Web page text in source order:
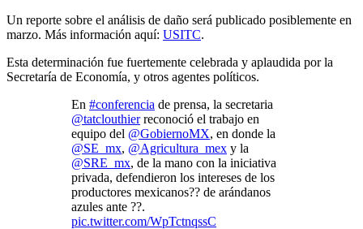
Un reporte sobre el análisis de daño será publicado posiblemente en
marzo. Más información aquí: USITC.
Esta determinación fue fuertemente celebrada y aplaudida por la
Secretaría de Economía, y otros agentes políticos.
En #conferencia de prensa, la secretaria
@tatclouthierreconoció el trabajo en
equipo del @GobiernoMX, en donde la
@SE_mx, @Agricultura_mex y la
@SRE_mx, de la mano con la iniciativa
privada, defendieron los intereses de los
productores mexicanos?? de arándanos
azules ante ??.
pic.twitter.com/WpTctnqssC